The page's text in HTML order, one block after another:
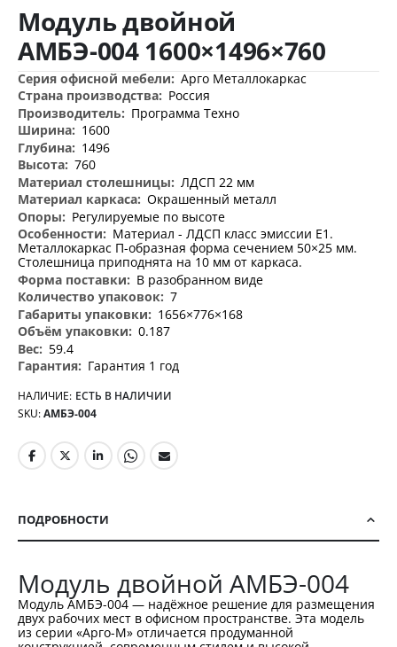
к
началу
галереи
изображений
Модуль двойной
АМБЭ-004 1600×1496×760
Дополнительная
информация
Арго Металлокаркас
Россия
Программа Техно
1600
1496
760
ЛДСП 22 мм
Окрашенный металл
Регулируемые по высоте
Материал - ЛДСП класс эмиссии Е1.
Металлокаркас П-образная форма сечением 50×25 мм.
Столешница приподнята на 10 мм от каркаса.
В разобранном виде
7
1656×776×168
0.187
59.4
Гарантия 1 год
НАЛИЧИЕ: ЕСТЬ В НАЛИЧИИ
SKU АМБЭ-004
ПОДРОБНОСТИ
Модуль двойной АМБЭ-004
Модуль АМБЭ-004 — надёжное решение для размещения
двух рабочих мест в офисном пространстве. Эта модель
из серии «Арго-М» отличается продуманной